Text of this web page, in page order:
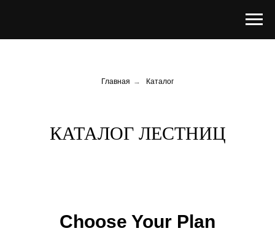
Главная → Каталог
КАТАЛОГ ЛЕСТНИЦ
Choose Your Plan